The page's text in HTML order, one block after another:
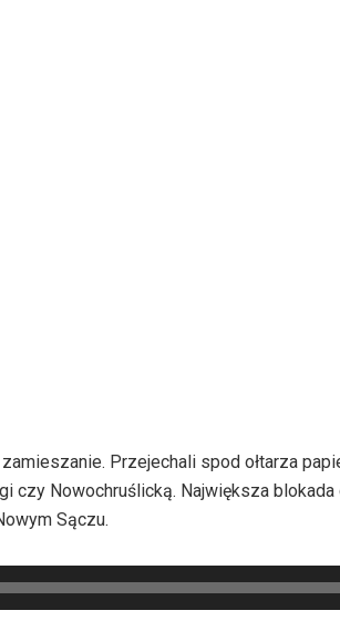
Przejechali spod ołtarza
czy Nowochruślicką. Największa
Sączu.